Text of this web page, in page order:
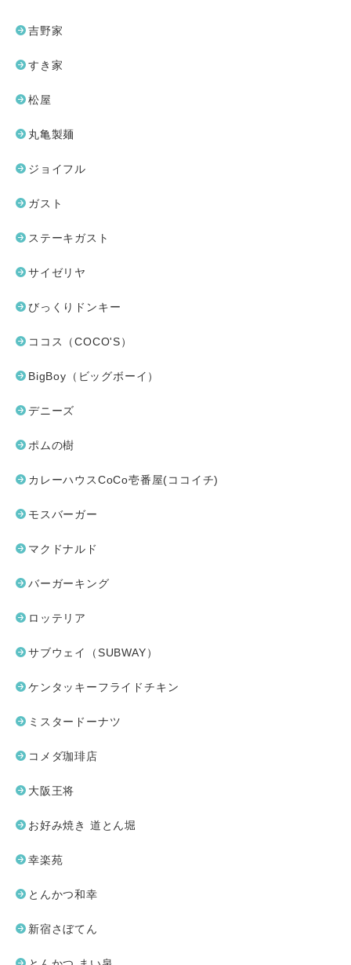
吉野家
すき家
松屋
丸亀製麺
ジョイフル
ガスト
ステーキガスト
サイゼリヤ
びっくりドンキー
ココス（COCO'S）
BigBoy（ビッグボーイ）
デニーズ
ポムの樹
カレーハウスCoCo壱番屋(ココイチ)
モスバーガー
マクドナルド
バーガーキング
ロッテリア
サブウェイ（SUBWAY）
ケンタッキーフライドチキン
ミスタードーナツ
コメダ珈琲店
大阪王将
お好み焼き 道とん堀
幸楽苑
とんかつ和幸
新宿さぼてん